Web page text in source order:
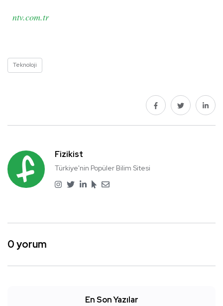
ntv.com.tr
Teknoloji
Fizikist
Türkiye'nin Popüler Bilim Sitesi
0 yorum
En Son Yazılar